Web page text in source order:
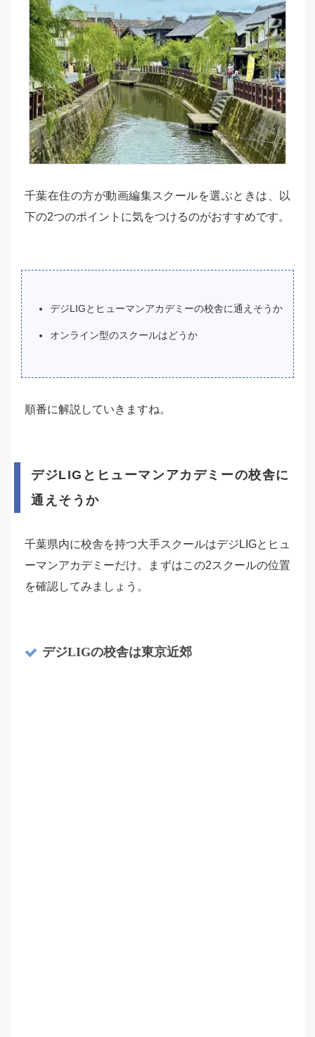
千葉在住の方が動画編集スクールを選ぶときは、以
下の2つのポイントに気をつけるのがおすすめです。
デジLIGとヒューマンアカデミーの校舎に通えそうか
オンライン型のスクールはどうか
順番に解説していきますね。
デジLIGとヒューマンアカデミーの校舎に
通えそうか
千葉県内に校舎を持つ大手スクールはデジLIGとヒュ
ーマンアカデミーだけ。まずはこの2スクールの位置
を確認してみましょう。
デジLIGの校舎は東京近郊